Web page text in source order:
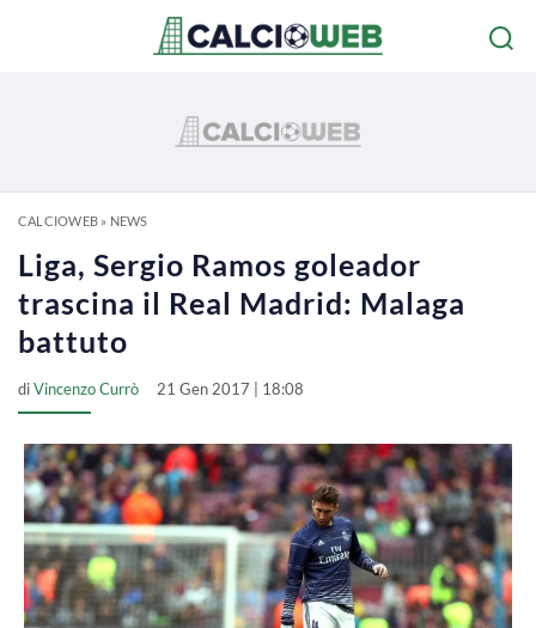
CALCIOWEB» NEWS
Liga, Sergio Ramos goleador
trascina il Real Madrid: Malaga
battuto
diVincenzo Currò 21 Gen 2017 | 18:08